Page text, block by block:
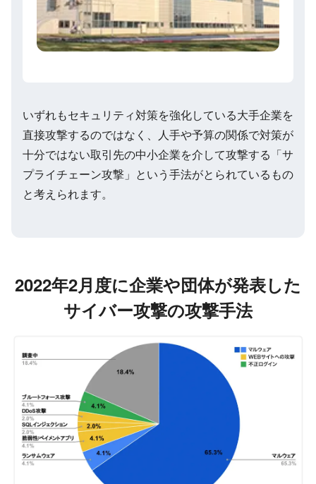
いずれもセキュリティ対策を強化している大手企業を
直接攻撃するのではなく、人手や予算の関係で対策が
十分ではない取引先の中小企業を介して攻撃する「サ
プライチェーン攻撃」という手法がとられているもの
と考えられます。
2022年2月度に企業や団体が発表した
サイバー攻撃の攻撃手法